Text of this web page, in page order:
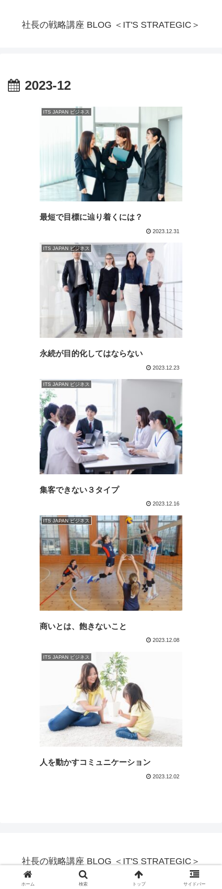
社長の戦略講座 BLOG ＜IT'S STRATEGIC＞
2023-12
ITS JAPAN ビジネス
最短で目標に辿り着くには？
2023.12.31
ITS JAPAN ビジネス
永続が目的化してはならない
2023.12.23
ITS JAPAN ビジネス
集客できない３タイプ
2023.12.16
ITS JAPAN ビジネス
商いとは、飽きないこと
2023.12.08
ITS JAPAN ビジネス
人を動かすコミュニケーション
2023.12.02
社長の戦略講座 BLOG ＜IT'S STRATEGIC＞
© 2015 社長の戦略講座 BLOG ＜IT'S STRATEGIC＞.
ホーム 検索 トップ サイドバー